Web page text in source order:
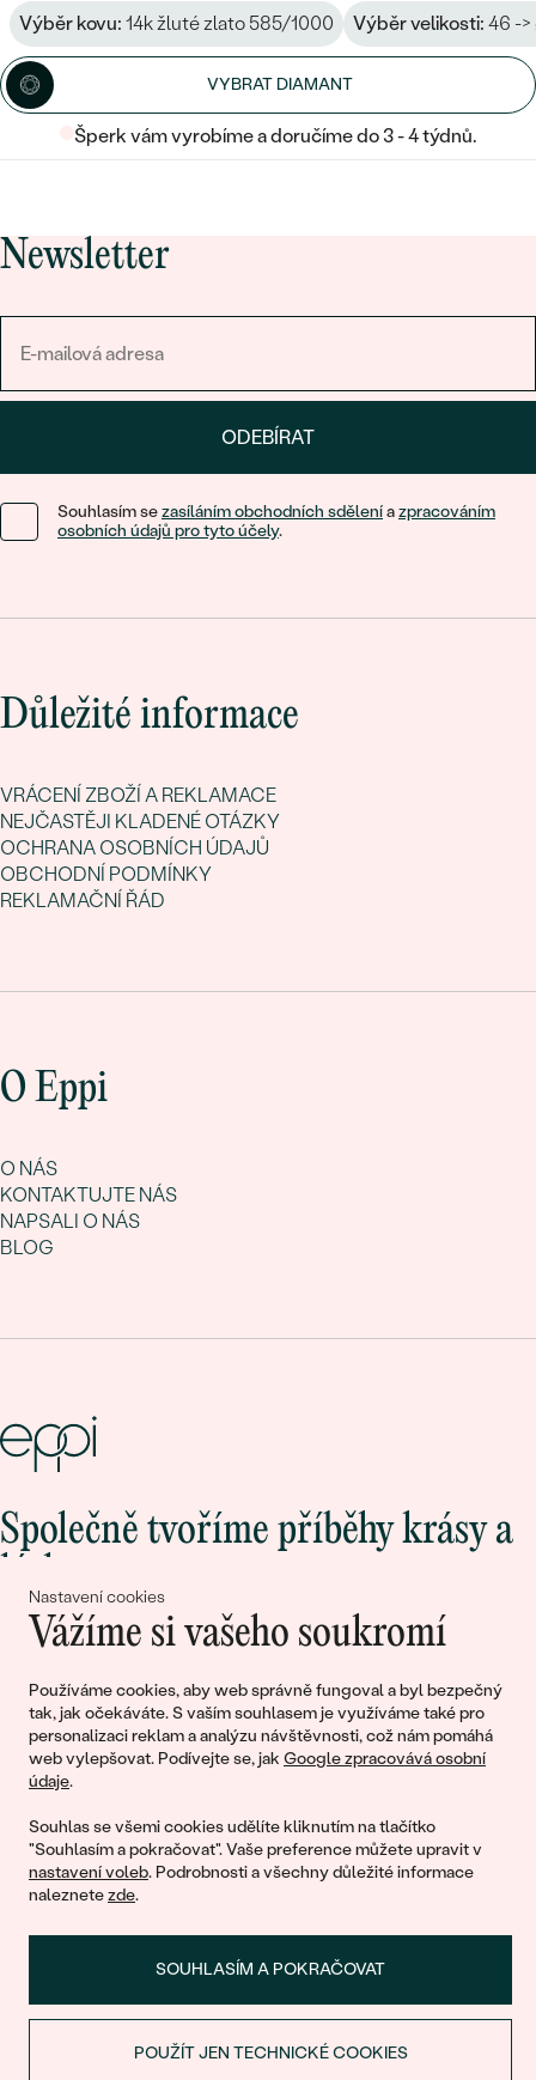
Nastavení cookies
Vážíme si vašeho soukromí
Používáme cookies, aby web správně fungoval a byl bezpečný
tak, jak očekáváte. S vaším souhlasem je využíváme také pro
personalizaci reklam a analýzu návštěvnosti, což nám pomáhá
web vylepšovat. Podívejte se, jak Google zpracovává osobní
údaje.
Souhlas se všemi cookies udělíte kliknutím na tlačítko
"Souhlasím a pokračovat". Vaše preference můžete upravit v
nastavení voleb. Podrobnosti a všechny důležité informace
naleznetezde.
SOUHLASÍM A POKRAČOVAT
POUŽÍT JEN TECHNICKÉ COOKIES
Výběr kovu: 14k žluté zlato 585/1000 Výběr velikosti: 46 ->
VYBRAT DIAMANT
Šperk vám vyrobíme a doručíme do 3 - 4 týdnů.
Newsletter
ODEBÍRAT
Souhlasím sezasíláním obchodních sděleníazpracováním
osobních údajů pro tyto účely.
Důležité informace
VRÁCENÍ ZBOŽÍ A REKLAMACE
NEJČASTĚJI KLADENÉ OTÁZKY
OCHRANA OSOBNÍCH ÚDAJŮ
OBCHODNÍ PODMÍNKY
REKLAMAČNÍ ŘÁD
O Eppi
O NÁS
KONTAKTUJTE NÁS
NAPSALI O NÁS
BLOG
Společně tvoříme příběhy krásy a
Připojte se k nám!
© 2011 - 2026, Eppi.cz